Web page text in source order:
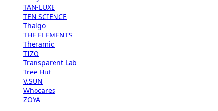
TAN-LUXE
TEN SCIENCE
Thalgo
THE ELEMENTS
Theramid
TIZO
Transparent Lab
Tree Hut
V.SUN
Whocares
ZOYA